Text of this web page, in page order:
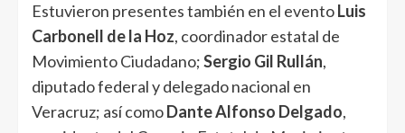
Estuvieron presentes también en el eventoLuis
Carbonell de la Hoz, coordinador estatal de
Movimiento Ciudadano;Sergio Gil Rullán,
diputado federal y delegado nacional en
Veracruz; así comoDante Alfonso Delgado,